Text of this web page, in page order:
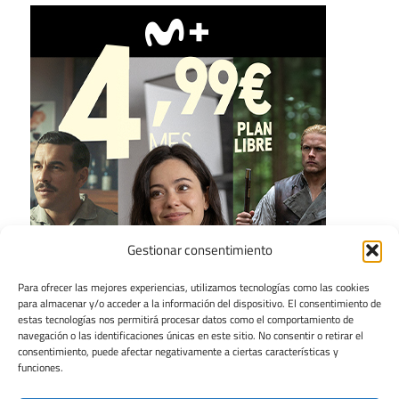
Gestionar consentimiento
Para ofrecer las mejores experiencias, utilizamos tecnologías como las cookies
para almacenar y/o acceder a la información del dispositivo. El consentimiento de
estas tecnologías nos permitirá procesar datos como el comportamiento de
navegación o las identificaciones únicas en este sitio. No consentir o retirar el
consentimiento, puede afectar negativamente a ciertas características y
funciones.